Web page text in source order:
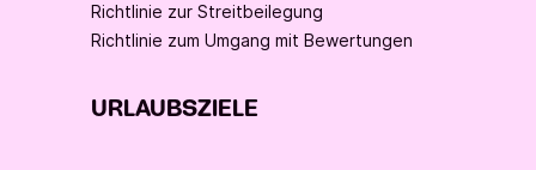
Richtlinie zur Streitbeilegung
Richtlinie zum Umgang mit Bewertungen
URLAUBSZIELE